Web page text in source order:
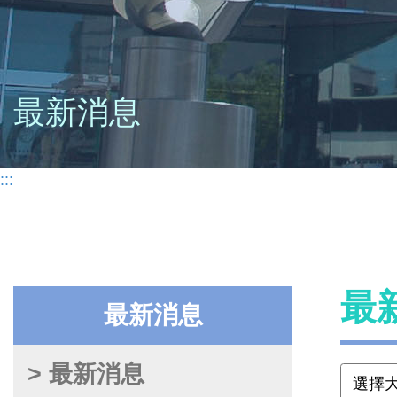
最新消息
:::
最新消息
> 最新消息
最